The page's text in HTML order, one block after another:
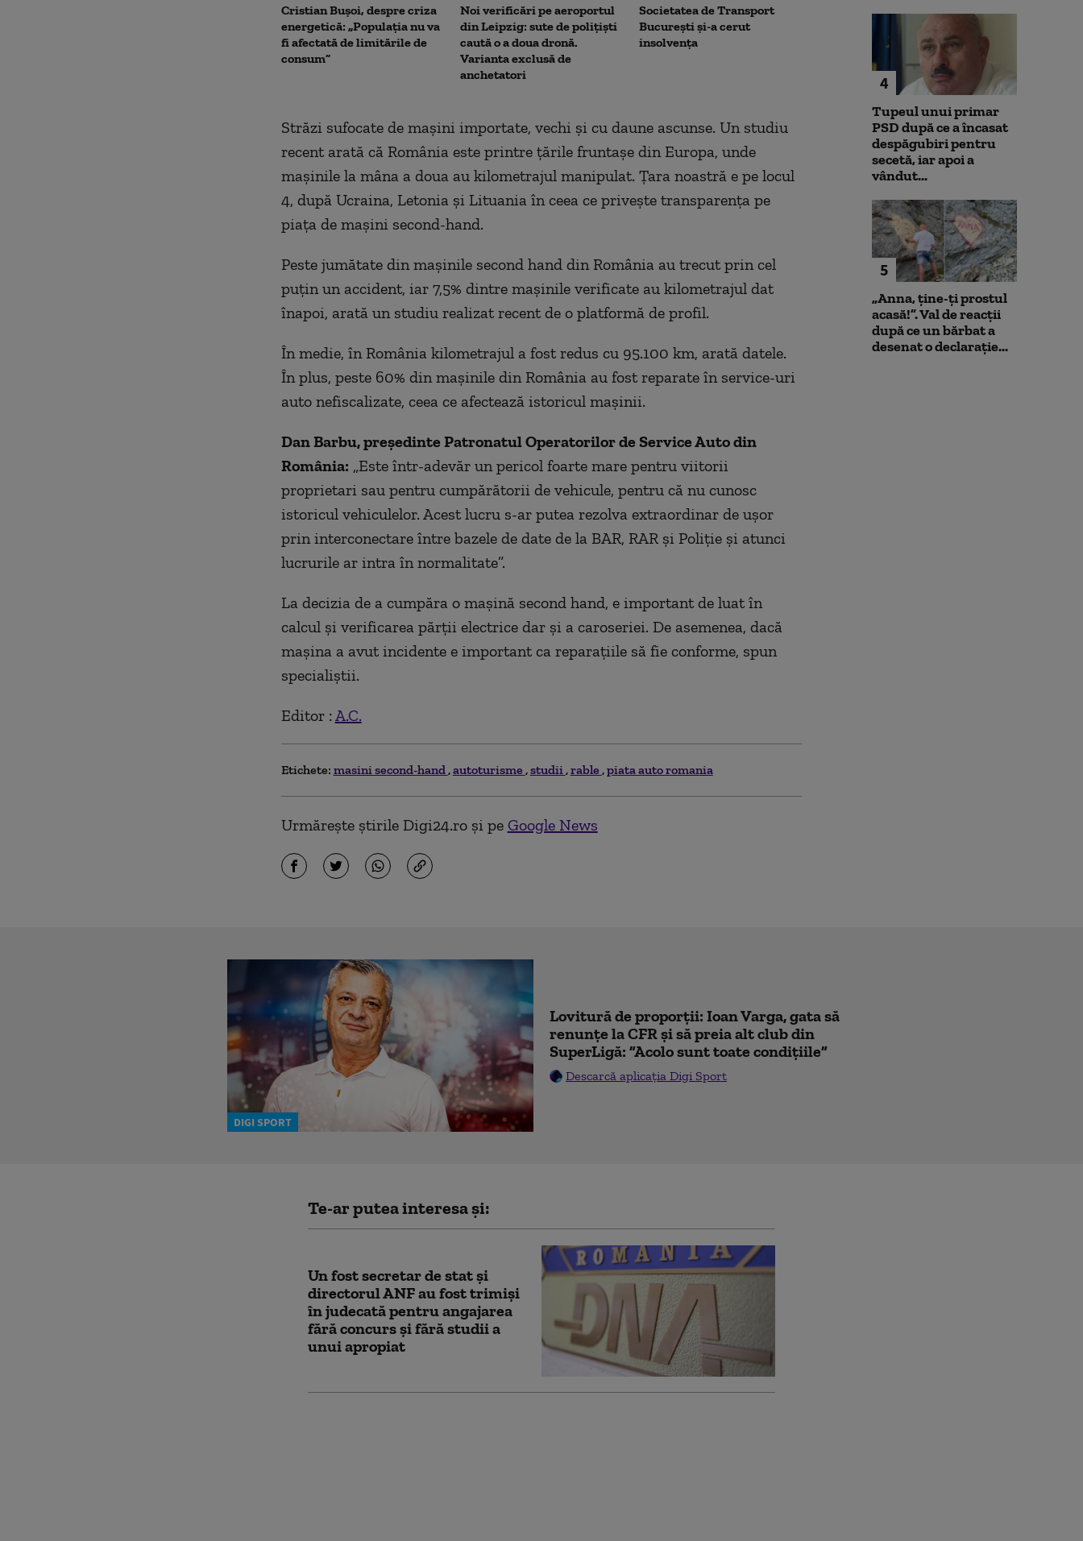
Cristian Bușoi, despre criza
energetică: „Populația nu va
fi afectată de limitările de
consum”
Noi verificări pe aeroportul
din Leipzig: sute de polițiști
caută o a doua dronă.
Varianta exclusă de
anchetatori
Societatea de Transport
București și-a cerut
insolvența
după scandalul centralelor
pe cărbune: „Blocarea
angajamentelor din PNRR
poate avea consecințe
financiare”
Străzi sufocate de mașini importate, vechi și cu daune ascunse. Un studiu
recent arată că România este printre țările fruntașe din Europa, unde
mașinile la mâna a doua au kilometrajul manipulat. Țara noastră e pe locul
4, după Ucraina, Letonia și Lituania în ceea ce privește transparența pe
piața de mașini second-hand.
Peste jumătate din mașinile second hand din România au trecut prin cel
puțin un accident, iar 7,5% dintre mașinile verificate au kilometrajul dat
înapoi, arată un studiu realizat recent de o platformă de profil.
În medie, în România kilometrajul a fost redus cu 95.100 km, arată datele.
În plus, peste 60% din mașinile din România au fost reparate în service-uri
auto nefiscalizate, ceea ce afectează istoricul mașinii.
Dan Barbu, președinte Patronatul Operatorilor de Service Auto din
România: „Este într-adevăr un pericol foarte mare pentru viitorii
proprietari sau pentru cumpărătorii de vehicule, pentru că nu cunosc
istoricul vehiculelor. Acest lucru s-ar putea rezolva extraordinar de ușor
prin interconectare între bazele de date de la BAR, RAR și Poliție și atunci
lucrurile ar intra în normalitate”.
La decizia de a cumpăra o mașină second hand, e important de luat în
calcul și verificarea părții electrice dar și a caroseriei. De asemenea, dacă
mașina a avut incidente e important ca reparațiile să fie conforme, spun
specialiștii.
Editor : A.C.
Etichete: masini second-hand autoturisme studii rable piata auto romania
Urmărește știrile Digi24.ro și pe Google News
4
Tupeul unui primar
PSD după ce a încasat
despăgubiri pentru
secetă, iar apoi a
vândut...
5
„Anna, ţine-ţi prostul
acasă!”. Val de reacții
după ce un bărbat a
desenat o declarație...
DIGI SPORT
Lovitură de proporții: Ioan Varga, gata să
renunțe la CFR și să preia alt club din
SuperLigă: ”Acolo sunt toate condițiile”
Descarcă aplicația Digi Sport
Te-ar putea interesa și:
Un fost secretar de stat și
directorul ANF au fost trimiși
în judecată pentru angajarea
fără concurs și fără studii a
unui apropiat